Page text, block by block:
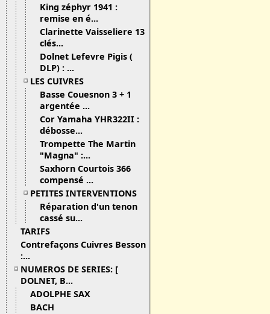
King zéphyr 1941 :
remise en é...
Clarinette Vaisseliere 13
clés...
Dolnet Lefevre Pigis (
DLP) : ...
LES CUIVRES
Basse Couesnon 3 + 1
argentée ...
Cor Yamaha YHR322II :
débosse...
Trompette The Martin
"Magna" :...
Saxhorn Courtois 366
compensé ...
PETITES INTERVENTIONS
Réparation d'un tenon
cassé su...
TARIFS
Contrefaçons Cuivres Besson
:...
NUMEROS DE SERIES: [
DOLNET, B...
ADOLPHE SAX
BACH